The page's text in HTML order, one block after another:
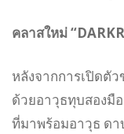
คลาสใหม่
หลังจากการเปิดตัว
ด้วยอาวุธทุบสองมือ
ที่มาพร้อมอาวุธ ดา